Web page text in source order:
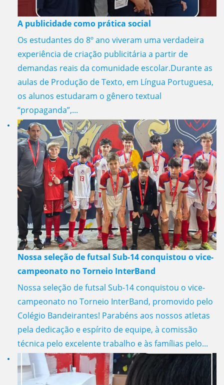
A publicidade como prática social
Os estudantes do 8º ano viveram uma verdadeira
experiência de criação publicitária a partir de
demandas reais da comunidade escolar.Durante as
aulas de Produção de Texto, em Língua Portuguesa,
os alunos estudaram o gênero textual
“propaganda”,...
Nossa seleção de futsal Sub-14 conquistou o vice-
campeonato no Torneio InterBand
Nossa seleção de futsal Sub-14 conquistou o vice-
campeonato no Torneio InterBand, promovido pelo
Colégio Bandeirantes! Parabéns aos nossos atletas
pela dedicação e espírito de equipe, à comissão
técnica pelo excelente trabalho e às famílias pelo...